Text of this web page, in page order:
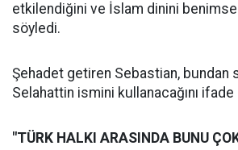
etkilendiğini ve İslam dinini
söyledi.
Şehadet getiren Sebastian, bundan
Selahattin ismini kullanacağını
"TÜRK HALKI ARASINDA BUNU